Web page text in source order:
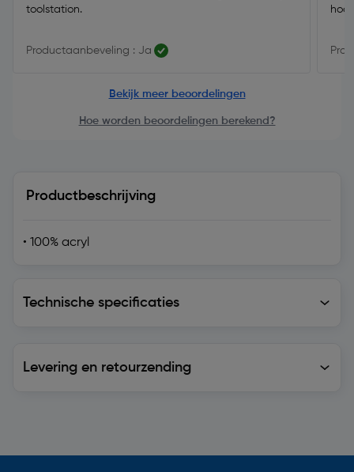
toolstation.
Productaanbeveling : Ja
Bekijk meer beoordelingen
Hoe worden beoordelingen berekend?
Productbeschrijving
• 100% acryl
Technische specificaties
Levering en retourzending